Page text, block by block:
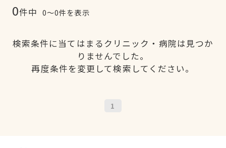
0件中 0〜0件を表示
検索条件に当てはまるクリニック・病院は見つか
りませんでした。
再度条件を変更して検索してください。
1